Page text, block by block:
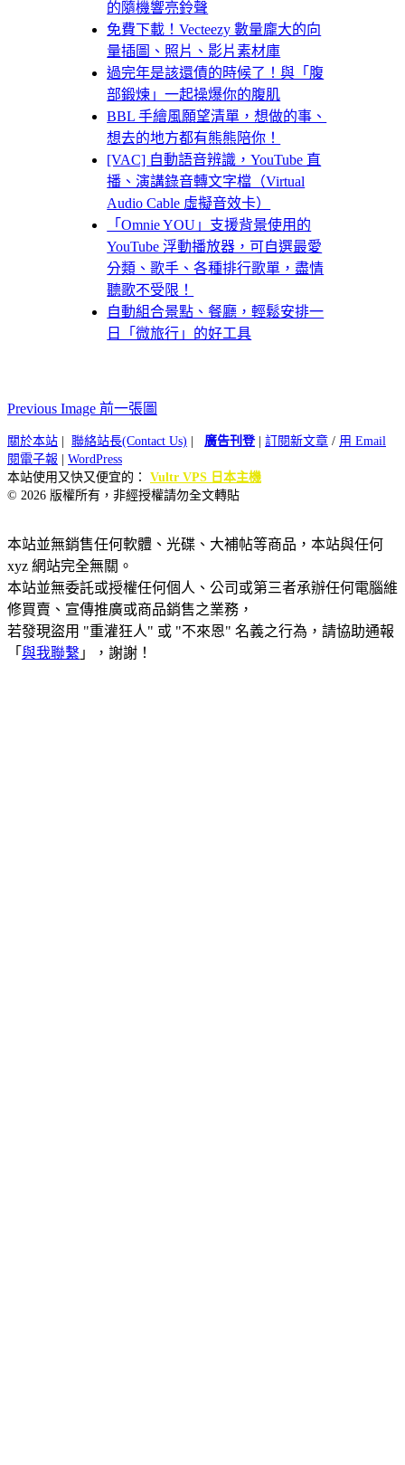
的隨機響亮鈴聲
免費下載！Vecteezy 數量龐大的向
量插圖、照片、影片素材庫
過完年是該還債的時候了！與「腹
部鍛煉」一起操爆你的腹肌
BBL 手繪風願望清單，想做的事、
想去的地方都有熊熊陪你！
[VAC] 自動語音辨識，YouTube 直
播、演講錄音轉文字檔（Virtual
Audio Cable 虛擬音效卡）
「Omnie YOU」支援背景使用的
YouTube 浮動播放器，可自選最愛
分類、歌手、各種排行歌單，盡情
聽歌不受限！
自動組合景點、餐廳，輕鬆安排一
日「微旅行」的好工具
Previous Image 前一張圖
關於本站 聯絡站長(Contact Us) 廣告刊登| 訂閱新文章 / 用 Email
閱電子報
WordPress
本站使用又快又便宜的： Vultr VPS 日本主機
© 2026 版權所有，非經授權請勿全文轉貼
本站並無銷售任何軟體、光碟、大補帖等商品，本站與任何
xyz 網站完全無關。
本站並無委託或授權任何個人、公司或第三者承辦任何電腦維
修買賣、宣傳推廣或商品銷售之業務，
若發現盜用 "重灌狂人" 或 "不來恩" 名義之行為，請協助通報
「 與我聯繫 」，謝謝！